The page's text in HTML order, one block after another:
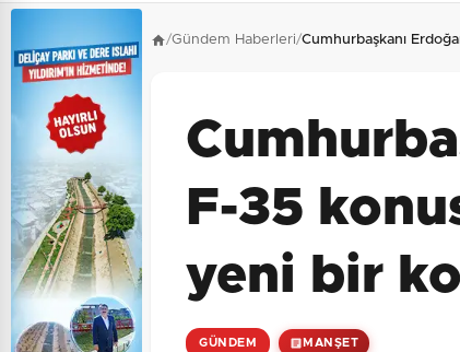
/Gündem Haberleri/Cumhurbaşkanı
F-35
yeni bir
GÜNDEM MANŞET